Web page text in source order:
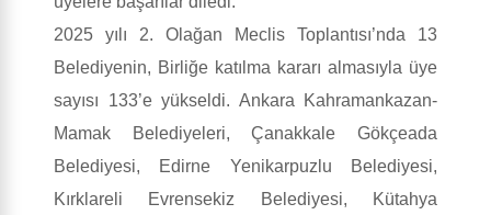
2025 yılı 2. Olağan Meclis Toplantısı’nda 13
Belediyenin, Birliğe katılma kararı almasıyla üye
sayısı 133’e yükseldi. Ankara Kahramankazan-
Mamak Belediyeleri, Çanakkale Gökçeada
Belediyesi, Edirne Yenikarpuzlu Belediyesi,
Kırklareli Evrensekiz Belediyesi, Kütahya